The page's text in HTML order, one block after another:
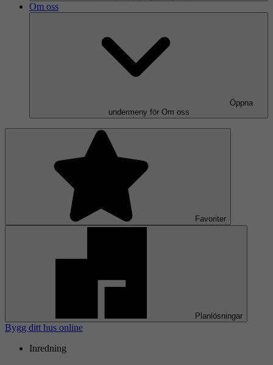
Om oss
Öppna
undermeny för Om oss
Favoriter
Planlösningar
Bygg ditt hus online
Inredning